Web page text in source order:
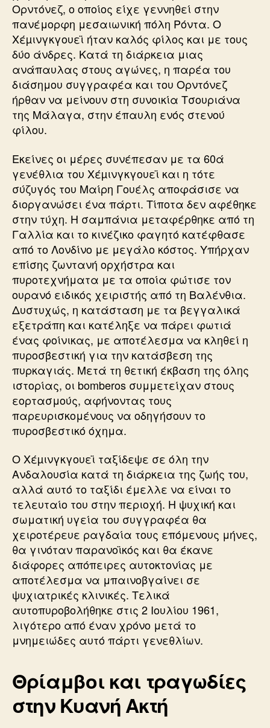
Ορντόνεζ, ο οποίος είχε γεννηθεί στην
πανέμορφη μεσαιωνική πόλη Ρόντα. Ο
Χέµινγκγουεϊ ήταν καλός φίλος και με τους
δύο άνδρες. Κατά τη διάρκεια μιας
ανάπαυλας στους αγώνες, η παρέα του
διάσημου συγγραφέα και του Ορντόνεζ
ήρθαν να μείνουν στη συνοικία Τσουριάνα
της Μάλαγα, στην έπαυλη ενός στενού
φίλου.
Εκείνες οι μέρες συνέπεσαν με τα 60ά
γενέθλια του Χέµινγκγουεϊ και η τότε
σύζυγός του Μαίρη Γουέλς αποφάσισε να
διοργανώσει ένα πάρτι. Τίποτα δεν αφέθηκε
στην τύχη. Η σαμπάνια μεταφέρθηκε από τη
Γαλλία και το κινέζικο φαγητό κατέφθασε
από το Λονδίνο με μεγάλο κόστος. Υπήρχαν
επίσης ζωντανή ορχήστρα και
πυροτεχνήματα με τα οποία φώτισε τον
ουρανό ειδικός χειριστής από τη Βαλένθια.
Δυστυχώς, η κατάσταση με τα βεγγαλικά
εξετράπη και κατέληξε να πάρει φωτιά
ένας φοίνικας, με αποτέλεσμα να κληθεί η
πυροσβεστική για την κατάσβεση της
πυρκαγιάς. Μετά τη θετική έκβαση της όλης
ιστορίας, οι bomberos συμμετείχαν στους
εορτασμούς, αφήνοντας τους
παρευρισκομένους να οδηγήσουν το
πυροσβεστικό όχημα.
Ο Χέµινγκγουεϊ ταξίδεψε σε όλη την
Ανδαλουσία κατά τη διάρκεια της ζωής του,
αλλά αυτό το ταξίδι έμελλε να είναι το
τελευταίο του στην περιοχή. Η ψυχική και
σωματική υγεία του συγγραφέα θα
χειροτέρευε ραγδαία τους επόμενους μήνες,
θα γινόταν παρανοϊκός και θα έκανε
διάφορες απόπειρες αυτοκτονίας με
αποτέλεσμα να μπαινοβγαίνει σε
ψυχιατρικές κλινικές. Τελικά
αυτοπυροβολήθηκε στις 2 Ιουλίου 1961,
λιγότερο από έναν χρόνο μετά το
μνημειώδες αυτό πάρτι γενεθλίων.
Θρίαμβοι και τραγωδίες
στην Κυανή Ακτή